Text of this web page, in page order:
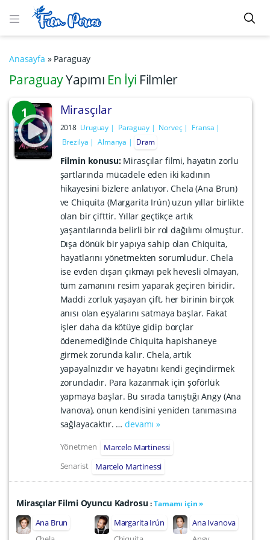
Anasayfa » Paraguay
ParaguayYapımı En İyi Filmler
1 Mirasçılar
2018 Uruguay Paraguay Norveç
Fransa
Brezilya
Almanya Dram
Filmin konusu: Mirasçılar filmi, hayatın zorlu
şartlarında mücadele eden iki kadının
hikayesini bizlere anlatıyor. Chela (Ana Brun)
ve Chiquita (Margarita Irún) uzun yıllar birlikte
olan bir çifttir. Yıllar geçtikçe artık
yaşantılarında belirli bir rol dağılımı olmuştur.
Dışa dönük bir yapıya sahip olan Chiquita,
hayatlarını yönetmekten sorumludur. Chela
ise evden dışarı çıkmayı pek hevesli olmayan,
tüm zamanını resim yaparak geçiren biridir.
Maddi zorluk yaşayan çift, her birinin birçok
anısı olan eşyalarını satmaya başlar. Fakat
işler daha da kötüye gidip borçlar
ödenemediğinde Chiquita hapishaneye
girmek zorunda kalır. Chela, artık
yapayalnızdır ve hayatını kendi geçindirmek
zorundadır. Para kazanmak için şoförlük
yapmaya başlar. Bu sırada tanıştığı Angy (Ana
Ivanova), onun kendisini yeniden tanımasına
sağlayacaktır. …devamı »
Yönetmen
Marcelo Martinessi
Senarist
Marcelo Martinessi
Mirasçılar Filmi Oyuncu Kadrosu:Tamamı için »
Ana Brun
Margarita Irún
Ana Ivanova